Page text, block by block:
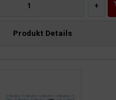
+
Produkt Details